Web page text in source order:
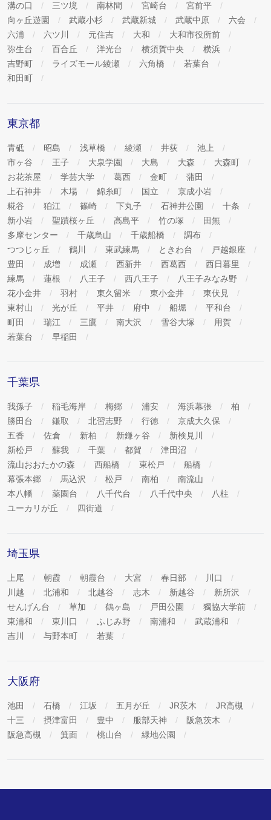
溝の口
三ツ境 南林間 宮崎台
宮前平
向ヶ丘遊園
武蔵小杉 武蔵新城 武蔵中原
六会
六浦
六ツ川 元住吉 大和
大和市役所前
弥生台
百合丘 洋光台 横須賀中央
横浜
吉野町
ライズモール綾瀬 六角橋
若葉台
和田町
東京都
青砥 昭島 浅草橋 綾瀬 井荻
池上
市ヶ谷
王子 大泉学園 大島 大森
大森町
お花茶屋
学芸大学 葛西 金町
蒲田
上石神井
木場 錦糸町 国立
京成小岩
糀谷
狛江 篠崎 下丸子 石神井公園
十条
新小岩
聖蹟桜ヶ丘 高島平 竹の塚
田無
多摩センター
千歳烏山 千歳船橋
調布
つつじヶ丘
鶴川 東武練馬 ときわ台
戸越銀座
豊田
成増 成瀬 西新井 西葛西
西日暮里
練馬
蓮根 八王子 西八王子
八王子みなみ野
花小金井
羽村 東久留米 東小金井
東伏見
東村山
光が丘 平井 府中 船堀
平和台
町田
瑞江 三鷹 南大沢 雪谷大塚
用賀
若葉台
早稲田
千葉県
我孫子 稲毛海岸 梅郷 浦安 海浜幕張
柏
勝田台
鎌取 北習志野 行徳
京成大久保
五香
佐倉 新柏 新鎌ヶ谷
新検見川
新松戸
蘇我 千葉 都賀
津田沼
流山おおたかの森
西船橋 東松戸
船橋
幕張本郷
馬込沢 松戸 南柏
南流山
本八幡
薬園台 八千代台 八千代中央
八柱
ユーカリが丘
四街道
埼玉県
上尾 朝霞 朝霞台 大宮 春日部
川口
川越
北浦和 北越谷 志木 新越谷
新所沢
せんげん台
草加 鶴ヶ島 戸田公園
獨協大学前
東浦和
東川口 ふじみ野 南浦和
武蔵浦和
吉川
与野本町 若葉
大阪府
池田 石橋 江坂 五月が丘 JR茨木
JR高槻
十三
摂津富田 豊中 服部天神
阪急茨木
阪急高槻
箕面 桃山台 緑地公園